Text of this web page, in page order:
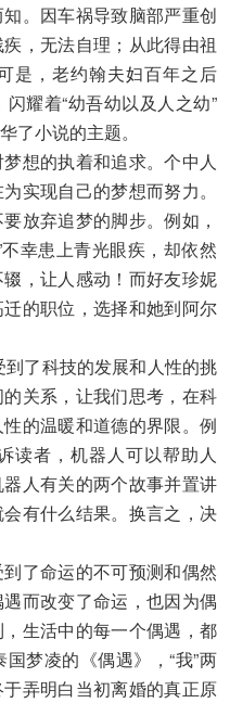
。因车祸导致脑部严重创
，无法自理；从此得由祖
，老约翰夫妇百年之后
耀着“幼吾幼以及人之幼”
了小说的主题。
想的执着和追求。个中人
实现自己的梦想而努力。
放弃追梦的脚步。例如，
幸患上青光眼疾，却依然
，让人感动！而好友珍妮
的职位，选择和她到阿尔
了科技的发展和人性的挑
关系，让我们思考，在科
的温暖和道德的界限。例
读者，机器人可以帮助人
人有关的两个故事并置讲
有什么结果。换言之，决
了命运的不可预测和偶然
而改变了命运，也因为偶
生活中的每一个偶遇，都
梦凌的《偶遇》，“我”两
弄明白当初离婚的真正原